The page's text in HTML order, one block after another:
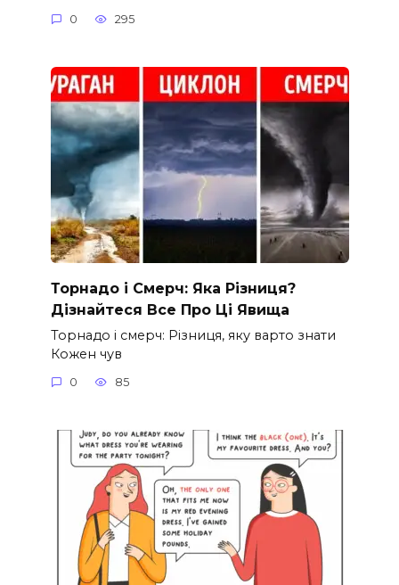
0 295
Торнадо і Смерч: Яка Різниця?
Дізнайтеся Все Про Ці Явища
Торнадо і смерч: Різниця, яку варто знати
Кожен чув
0 85